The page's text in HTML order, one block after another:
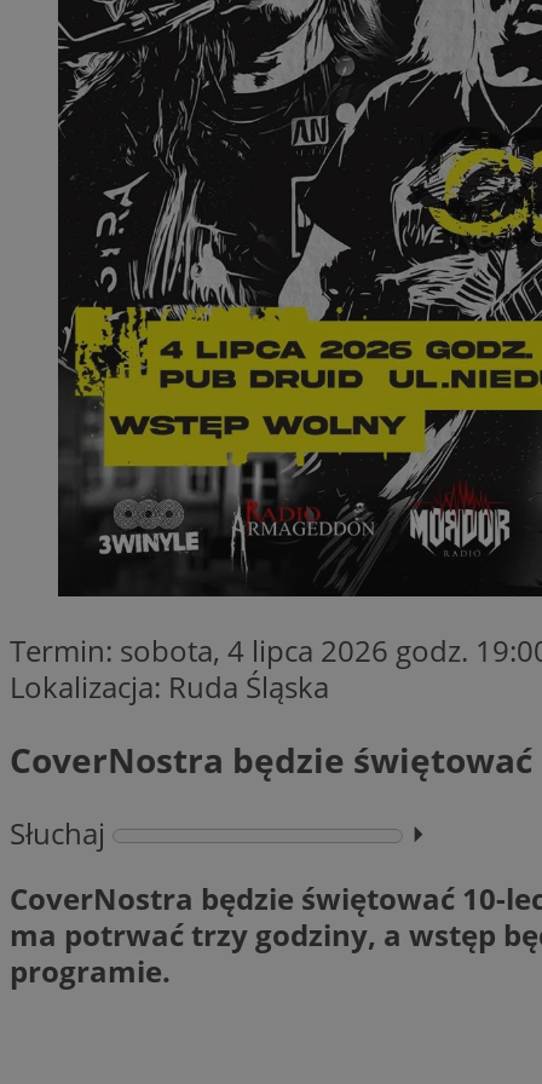
Termin: sobota, 4 lipca 2026 godz.
Lokalizacja: Ruda Śląska
CoverNostra będzie świętować
Słuchaj
⏵︎
CoverNostra będzie świętować 10-
ma potrwać trzy godziny, a wstęp
programie.
SessID
QeSessID
MvSessID
msToken
Nazwa
_clsk
_clck
_ga_ES69V3SCKQ
__gpi
Nazwa
__gads
IDE
VISITOR_INFO1_LIVE
__Secure-YNID
Nazwa
Provider
Domena
ttwid .tiktok.com